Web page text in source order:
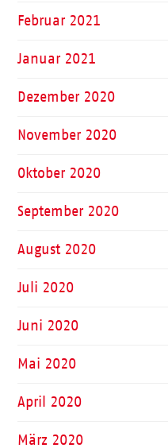
Februar 2021
Januar 2021
Dezember 2020
November 2020
Oktober 2020
September 2020
August 2020
Juli 2020
Juni 2020
Mai 2020
April 2020
März 2020